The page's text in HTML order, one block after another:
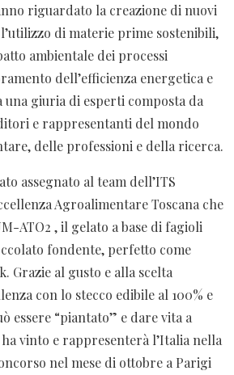
riguardato la creazione di nuovi
di materie prime sostenibili,
ambientale dei processi
dell’efficienza energetica e
una giuria di esperti composta da
e rappresentanti del mondo
delle professioni e della ricerca.
assegnato al team dell’ITS
Agroalimentare Toscana che
ATO2 , il gelato a base di fagioli
fondente, perfetto come
Grazie al gusto e alla scelta
con lo stecco edibile al 100% e
essere “piantato” e dare vita a
vinto e rappresenterà l’Italia nella
nel mese di ottobre a Parigi